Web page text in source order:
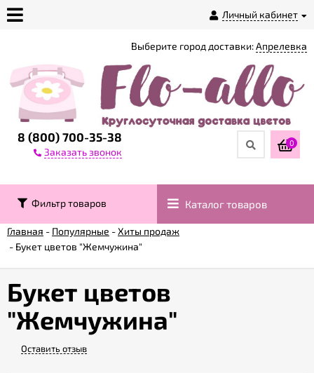
Личный кабинет
магазине
Доставка
Контакты
Возврат
Гарантии
Акции
8 (800) 700-35-38
Заказать звонок
Выберите город доставки:Апрелевка
0
Фильтр товаров Каталог товаров
Главная - Популярные -Хиты продаж
- Букет цветов "Жемчужина"
Букет цветов
"Жемчужина"
Оставить отзыв